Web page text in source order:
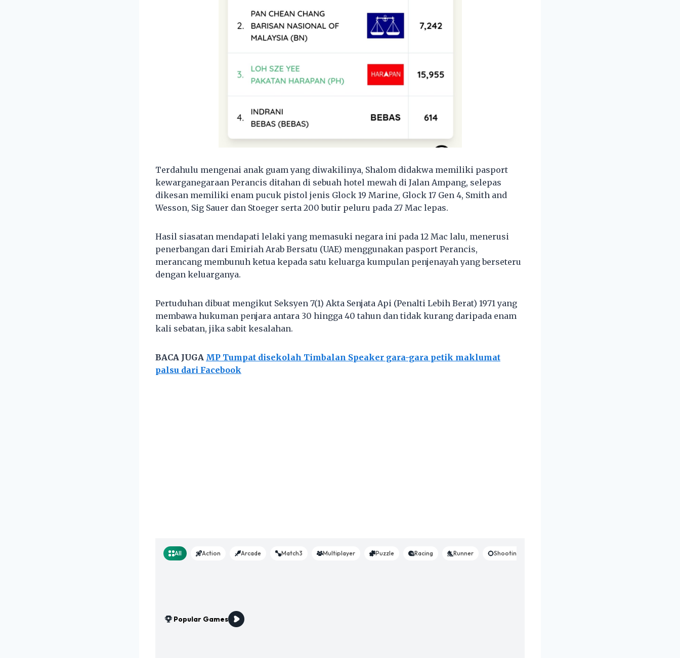
Terdahulu mengenai anak guam yang diwakilinya, Shalom didakwa memiliki pasport
kewarganegaraan Perancis ditahan di sebuah hotel mewah di Jalan Ampang, selepas
dikesan memiliki enam pucuk pistol jenis Glock 19 Marine, Glock 17 Gen 4, Smith and
Wesson, Sig Sauer dan Stoeger serta 200 butir peluru pada 27 Mac lepas.
Hasil siasatan mendapati lelaki yang memasuki negara ini pada 12 Mac lalu, menerusi
penerbangan dari Emiriah Arab Bersatu (UAE) menggunakan pasport Perancis,
merancang membunuh ketua kepada satu keluarga kumpulan penjenayah yang berseteru
dengan keluarganya.
Pertuduhan dibuat mengikut Seksyen 7(1) Akta Senjata Api (Penalti Lebih Berat) 1971 yang
membawa hukuman penjara antara 30 hingga 40 tahun dan tidak kurang daripada enam
kali sebatan, jika sabit kesalahan.
BACA JUGA MP Tumpat disekolah Timbalan Speaker gara-gara petik maklumat
palsu dari Facebook